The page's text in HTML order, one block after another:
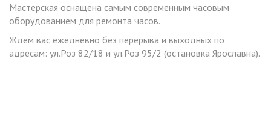
Мастерская оснащена самым современным часовым
оборудованием для ремонта часов.
Ждем вас ежедневно без перерыва и выходных по
адресам: ул.Роз 82/18 и ул.Роз 95/2 (остановка Ярославна).